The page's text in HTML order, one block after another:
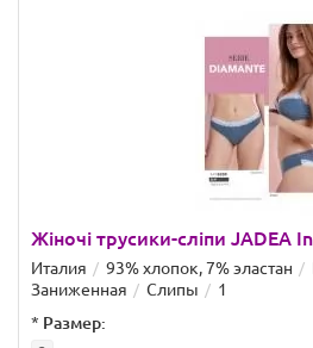
Жіночі трусики-сліпи JADEA
Италия 93% хлопок, 7% эластан
Заниженная
Слипы
1
* Размер: